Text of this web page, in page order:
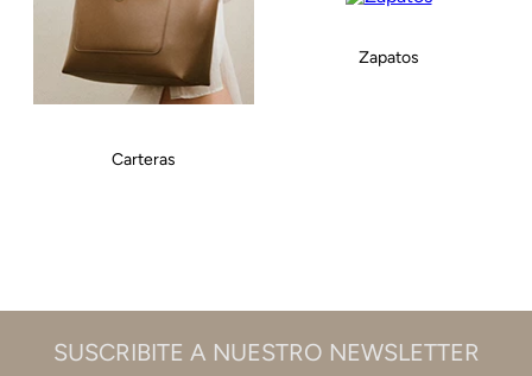
Carteras
Zapatos
SUSCRIBITE A NUESTRO NEWSLETTER